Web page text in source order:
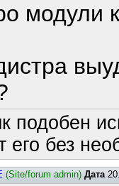
модули
подобен
его без
(Site/forum admin) Дата